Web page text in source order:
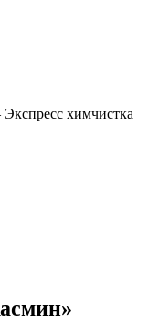
Экспресс химчистка